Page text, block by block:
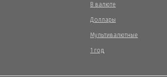
В валюте
Доллары
Мультивалютные
1 год